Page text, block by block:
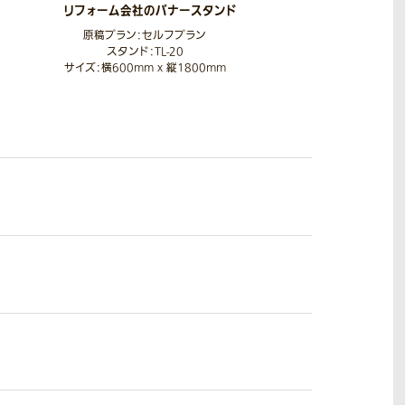
リフォーム会社のバナースタンド
原稿プラン：セルフプラン
スタンド：TL-20
サイズ：横600mm x 縦1800mm